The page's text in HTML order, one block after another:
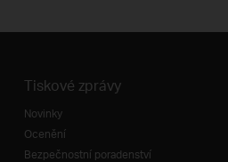
Tiskové zprávy
Novinky
Ocenění
Bezpečnostní poradenství